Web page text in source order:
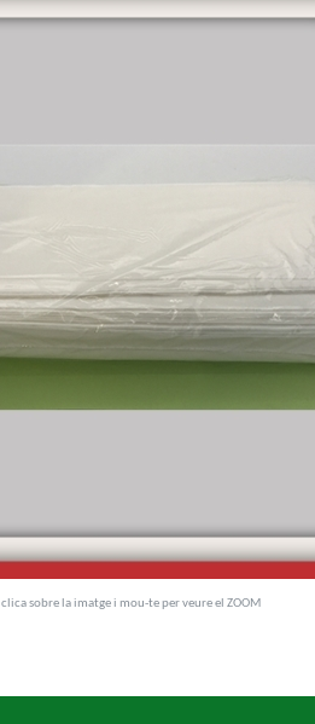
clica sobre la imatge i mou-te per veure el ZOOM